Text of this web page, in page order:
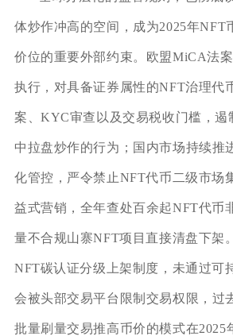
体炒作冲高的空间，成为2025年NFT
价位的重要外部约束。欧盟MiCA法
执行，对具备证券属性的NFT治理代
案、KYC审查以及交易税收门槛，遏
中拉盘炒作的行为；国内市场持续推
化管控，严令禁止NFT代币二级市场
益式营销，全年查处百余起NFT代币
量不合规山寨NFT项目直接清盘下架
NFT碳认证分级上架制度，未通过可
会被头部交易平台限制交易权限，过
批量刷量交易推高币价的模式在2025